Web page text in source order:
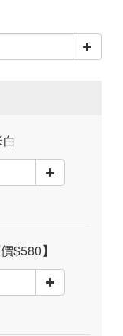
$580】